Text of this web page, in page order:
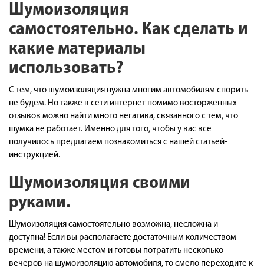
Шумоизоляция
самостоятельно. Как сделать и
какие материалы
использовать?
С тем, что шумоизоляция нужна многим автомобилям спорить
не будем. Но также в сети интернет помимо восторженных
отзывов можно найти много негатива, связанного с тем, что
шумка не работает. Именно для того, чтобы у вас все
получилось предлагаем познакомиться с нашей статьей-
инструкцией.
Шумоизоляция своими
руками.
Шумоизоляция самостоятельно возможна, несложна и
доступна! Если вы располагаете достаточным количеством
времени, а также местом и готовы потратить несколько
вечеров на шумоизоляцию автомобиля, то смело переходите к